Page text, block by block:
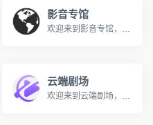
影音专馆
欢迎来到影音专馆，您的私人免费在线影院。我们提供海量高清电影、电视剧、综艺、动漫及短剧资源，全部支持免费在线观看。在影音专馆，享受无广告、高清流畅的极致观影体验，每日同步更新，是您网络追剧的不二之选。
云端剧场
欢迎来到云端剧场，您的私人免费在线影院。我们提供海量高清电影、电视剧、综艺、动漫及短剧资源，全部支持免费在线观看。在云端剧场，享受无广告、高清流畅的极致观影体验，每日同步更新，是您网络追剧的不二之选。